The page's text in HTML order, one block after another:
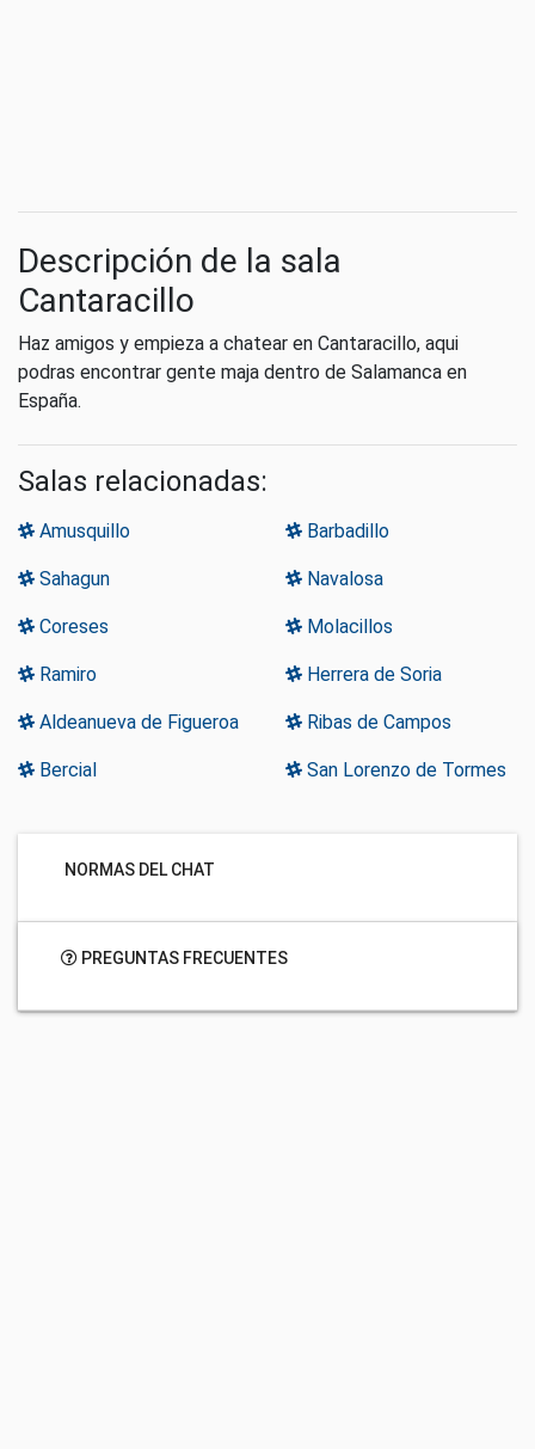
Descripción de la sala
Cantaracillo
Haz amigos y empieza a chatear en Cantaracillo, aqui
podras encontrar gente maja dentro de Salamanca en
España.
Salas relacionadas:
Amusquillo Barbadillo
Sahagun Navalosa
Coreses Molacillos
Ramiro Herrera de Soria
Aldeanueva de Figueroa Ribas de Campos
Bercial San Lorenzo de Tormes
NORMAS DEL CHAT
PREGUNTAS FRECUENTES